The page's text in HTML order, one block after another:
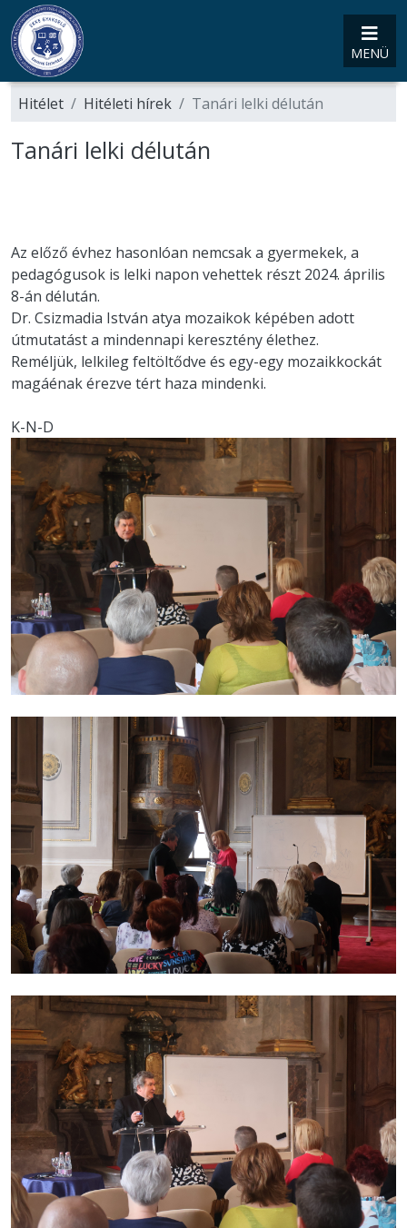
MENÜ
Hitélet Hitéleti hírek Tanári lelki délután
Tanári lelki délután
Az előző évhez hasonlóan nemcsak a gyermekek, a
pedagógusok is lelki napon vehettek részt 2024. április
8-án délután.
Dr. Csizmadia István atya mozaikok képében adott
útmutatást a mindennapi keresztény élethez.
Reméljük, lelkileg feltöltődve és egy-egy mozaikkockát
magáénak érezve tért haza mindenki.
K-N-D